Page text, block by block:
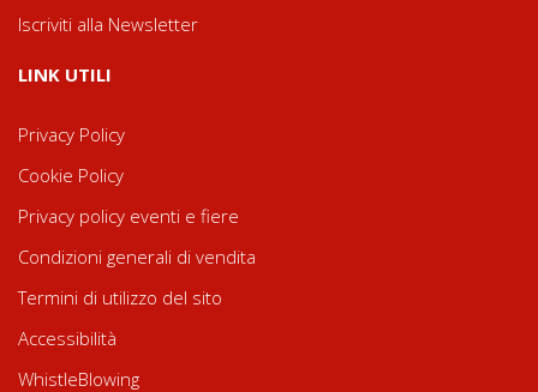
Iscriviti alla Newsletter
LINK UTILI
Privacy Policy
Cookie Policy
Privacy policy eventi e fiere
Condizioni generali di vendita
Termini di utilizzo del sito
Accessibilità
WhistleBlowing